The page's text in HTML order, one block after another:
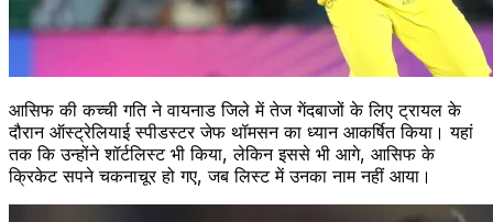
आसिफ की कच्ची गति ने वायनाड जिले में तेज गेंदबाजों के लिए ट्रायल के
दौरान ऑस्ट्रेलियाई स्पीडस्टर जेफ थॉमसन का ध्यान आकर्षित किया। यहां
तक ​​कि उन्होंने शॉर्टलिस्ट भी किया, लेकिन इससे भी आगे, आसिफ के
क्रिकेट सपने चकनाचूर हो गए, जब लिस्ट में उनका नाम नहीं आया।